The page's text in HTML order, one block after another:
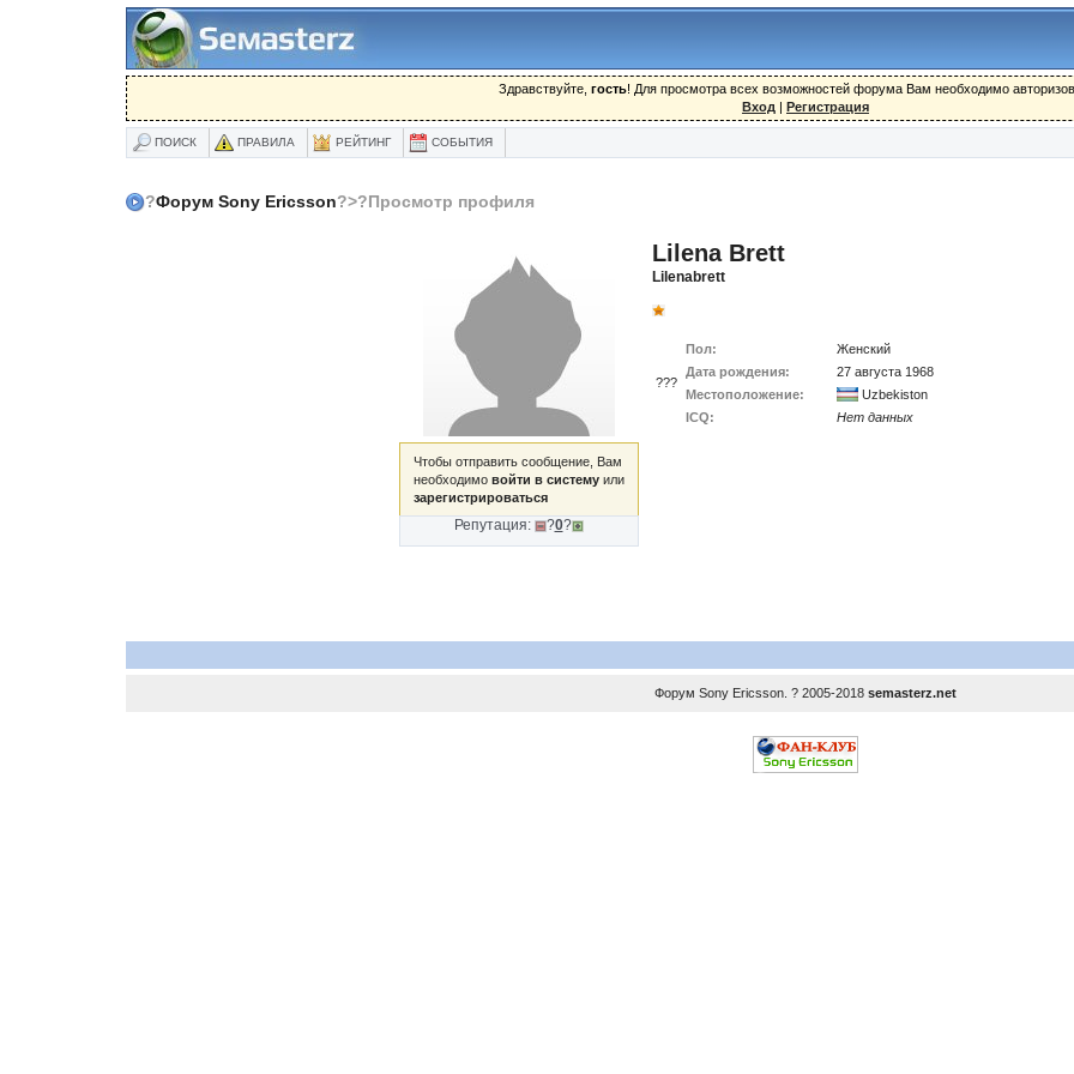
Здравствуйте, гость! Для просмотра всех возможностей форума Вам необходимо
Вход | Регистрация
ПОИСК ПРАВИЛА РЕЙТИНГ СОБЫТИЯ
?Форум Sony Ericsson?>?Просмотр профиля
Чтобы отправить сообщение, Вам
необходимо войти в системуили
зарегистрироваться
Репутация: ?0?
Lilena Brett
Lilenabrett
???
Пол:
Женский
Дата рождения:
27 августа 1968
Местоположение:
Uzbekiston
ICQ:
Нет данных
Форум Sony Ericsson . ? 2005-2018 semasterz.net